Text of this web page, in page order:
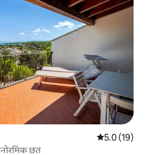
औसत रेटिंग 5
5.0 (19)
छत